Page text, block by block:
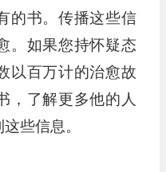
的书。传播这些信
。如果您持怀疑态
以百万计的治愈故
，了解更多他的人
些信息。